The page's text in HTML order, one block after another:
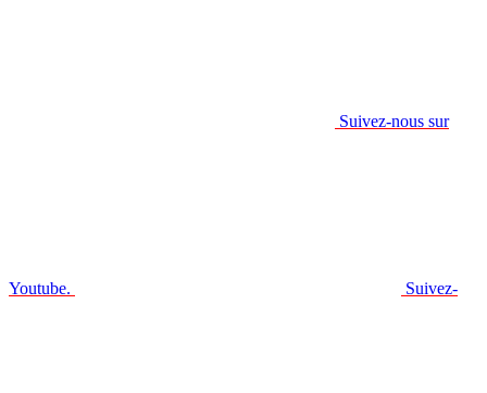
Suivez-nous sur
Youtube. Suivez-